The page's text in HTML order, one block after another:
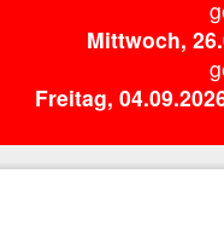
Mittwoch,
Freitag,